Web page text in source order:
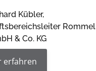
Kübler,
Rommel
& Co. KG
erfahren